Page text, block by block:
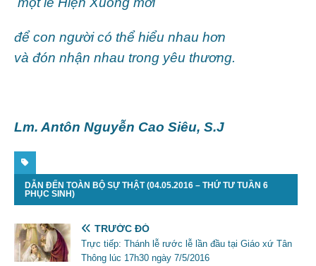
để con người có thể hiểu nhau hơn
và đón nhận nhau trong yêu thương.
Lm. Antôn Nguyễn Cao Siêu, S.J
DẪN ĐẾN TOÀN BỘ SỰ THẬT (04.05.2016 – THỨ TƯ TUẦN 6
PHỤC SINH)
TRƯỚC ĐÓ
Trực tiếp: Thánh lễ rước lễ lần đầu tại Giáo xứ Tân
Thông lúc 17h30 ngày 7/5/2016